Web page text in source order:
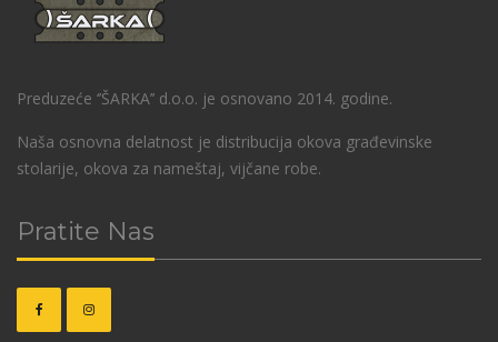
Preduzeće ‘’ŠARKA’’ d.o.o. je osnovano 2014. godine.
Naša osnovna delatnost je distribucija okova građevinske
stolarije, okova za nameštaj, vijčane robe.
Pratite Nas